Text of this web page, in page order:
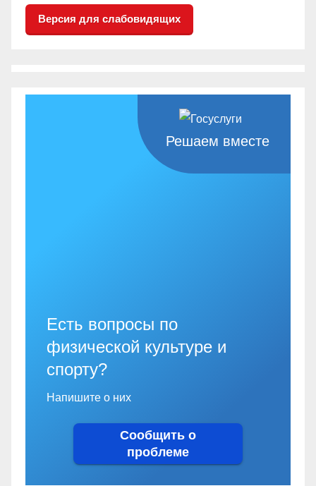
Версия для слабовидящих
Решаем вместе
Есть вопросы по
физической культуре и
спорту?
Напишите о них
Сообщить о
проблеме